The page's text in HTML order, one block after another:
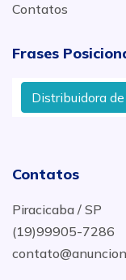
Contatos
Frases
Distribuidora de
Contatos
Piracicaba / SP
(19)99905-7286